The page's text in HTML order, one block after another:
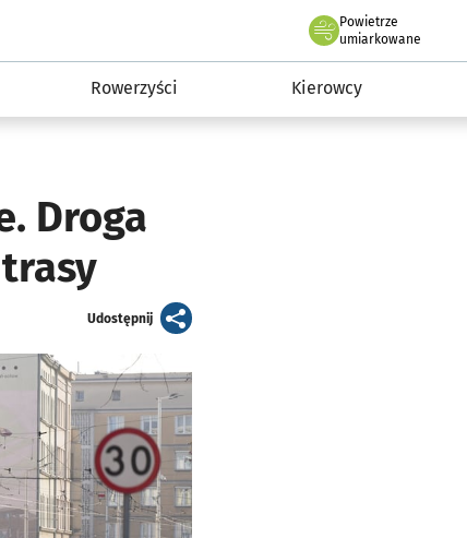
Powietrze
we Wrocławiu
umiarkowane
Rowerzyści Kierowcy
Droga
Udostępnijartykuł